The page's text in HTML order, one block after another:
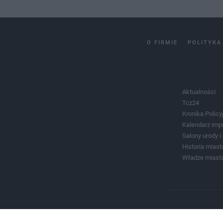
O FIRMIE POLITYKA
Aktualności
Tcz24
Kronika
Kalendarz
Salony urody i
Historia
Władze